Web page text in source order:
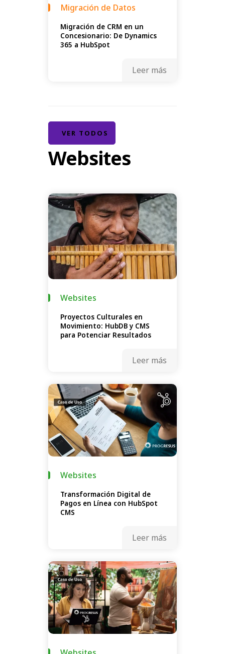
Migración de Datos
Migración de CRM en un
Concesionario: De Dynamics
365 a HubSpot
Leer más
VER TODOS
Websites
Websites
Proyectos Culturales en
Movimiento: HubDB y CMS
para Potenciar Resultados
Leer más
Websites
Transformación Digital de
Pagos en Línea con HubSpot
CMS
Leer más